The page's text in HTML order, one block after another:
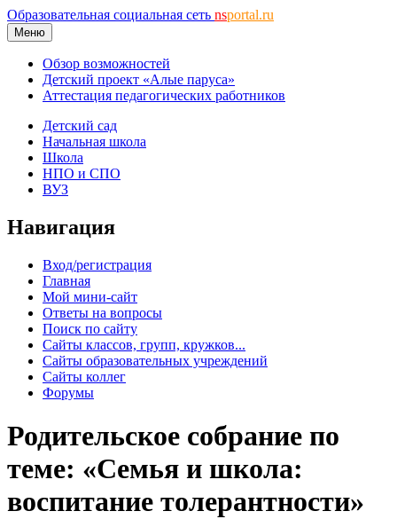
Образовательная социальная сеть nsportal.ru
Меню
Обзор возможностей
Детский проект «Алые паруса»
Аттестация педагогических работников
Детский сад
Начальная школа
Школа
НПО и СПО
ВУЗ
Навигация
Вход/регистрация
Главная
Мой мини-сайт
Ответы на вопросы
Поиск по сайту
Сайты классов, групп, кружков...
Сайты образовательных учреждений
Сайты коллег
Форумы
Родительское собрание по
теме: «Семья и школа:
воспитание толерантности»